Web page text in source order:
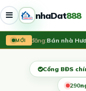
nhaDat888
MỚI
Vừa đăng:Bán nhà
Cổng BĐS
291